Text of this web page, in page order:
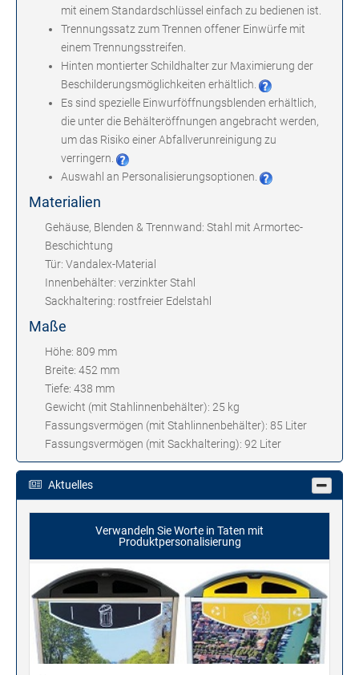
mit einem Standardschlüssel einfach zu bedienen ist.
Trennungssatz zum Trennen offener Einwürfe mit
einem Trennungsstreifen.
Hinten montierter Schildhalter zur Maximierung der
Beschilderungsmöglichkeiten erhältlich.
Es sind spezielle Einwurföffnungsblenden erhältlich,
die unter die Behälteröffnungen angebracht werden,
um das Risiko einer Abfallverunreinigung zu
verringern.
Auswahl an Personalisierungsoptionen.
Materialien
Gehäuse, Blenden & Trennwand: Stahl mit Armortec-
Beschichtung
Tür: Vandalex-Material
Innenbehälter: verzinkter Stahl
Sackhaltering: rostfreier Edelstahl
Maße
Höhe: 809 mm
Breite: 452 mm
Tiefe: 438 mm
Gewicht (mit Stahlinnenbehälter): 25 kg
Fassungsvermögen (mit Stahlinnenbehälter): 85 Liter
Fassungsvermögen (mit Sackhaltering): 92 Liter
Aktuelles
Verwandeln Sie Worte in Taten mit
Produktpersonalisierung